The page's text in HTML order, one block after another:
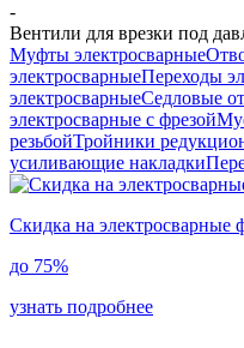
-
Вентили для врезки под
Муфты электросварные
электросварныеПереходы
электросварныеСедловые
электросварные с фрезой
резьбойТройники
усиливающие накладки
Скидка на электросварные
до 75%
узнать подробнее